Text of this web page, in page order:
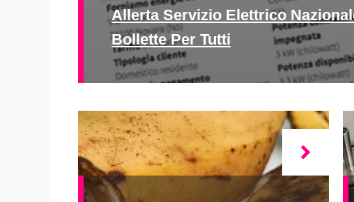
Allerta Servizio Elettrico
Bollette Per Tutti